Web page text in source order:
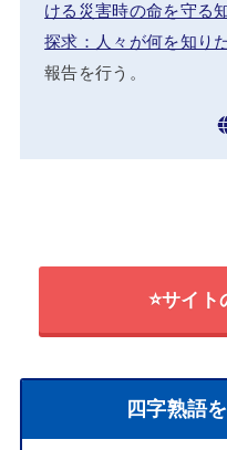
ける災害時の命を守る
探求：人々が何を知り
報告を行う。
⭐サイト
四字熟語